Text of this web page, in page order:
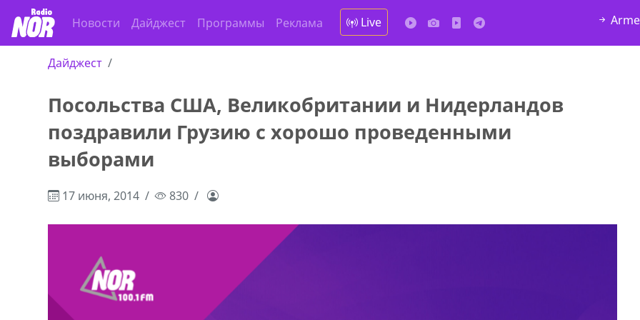
Новости Дайджест Программы Реклама Live
Дайджест
Посольства США, Великобритании и Нидерландов
поздравили Грузию с хорошо проведенными
выборами
17 июня, 2014 830
Продается соль оптом и в розницу в
мешках, 500 22 47 42